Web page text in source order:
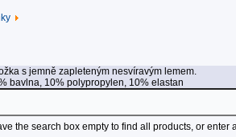
s jemně zapleteným nesvíravým lemem.
bavlna, 10% polypropylen, 10% elastan
the search box empty to find all products, or enter